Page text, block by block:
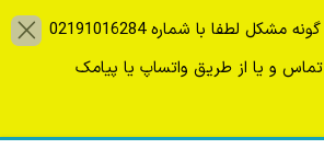
در صورت بروز هر گونه مشکل لطفا با شماره 02191016284
یا 09027575425 تماس و یا از طریق واتساپ یا پیامک